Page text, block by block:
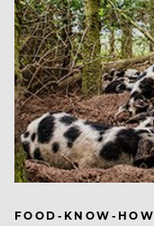
FOOD-KNOW-HOW